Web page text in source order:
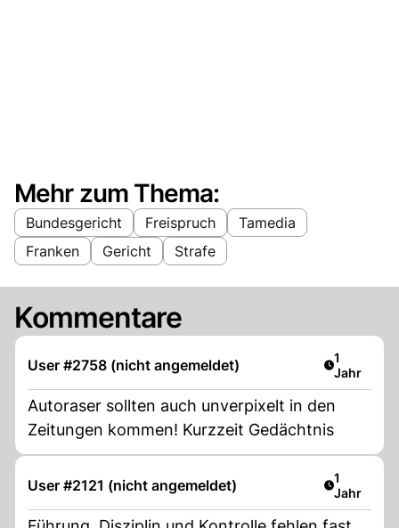
Mehr zum Thema:
Bundesgericht Freispruch
Tamedia
Franken
Gericht Strafe
Kommentare
User #2758 (nicht angemeldet) Artikel
1
Jahr
Autoraser sollten auch unverpixelt in den
Zeitungen kommen! Kurzzeit Gedächtnis
User #2121 (nicht angemeldet) Artikel
1
Jahr